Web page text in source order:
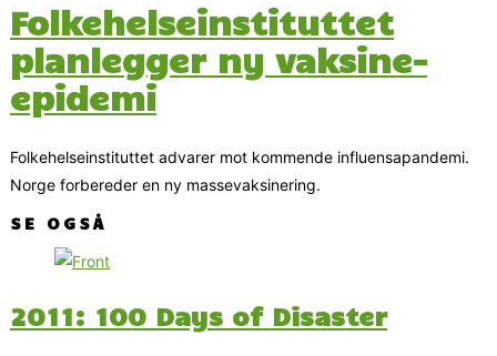
Folkehelseinstituttet
planlegger ny vaksine-
epidemi
Folkehelseinstituttet advarer mot kommende influensapandemi.
Norge forbereder en ny massevaksinering.
SE OGSÅ
2011: 100 Days of Disaster